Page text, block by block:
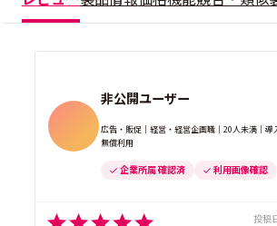
非公開ユーザー
広告・販促｜経営・経営企画職｜20人未満｜
無償利用
企業所属 確認済 利用画像確認
投稿